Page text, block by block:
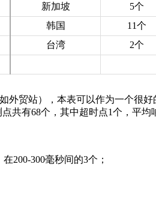
新加坡 5个
韩国 11个
台湾 2个
如外贸站），本表可以作为一个很
共有68个，其中超时点1个，平
200-300毫秒间的3个；